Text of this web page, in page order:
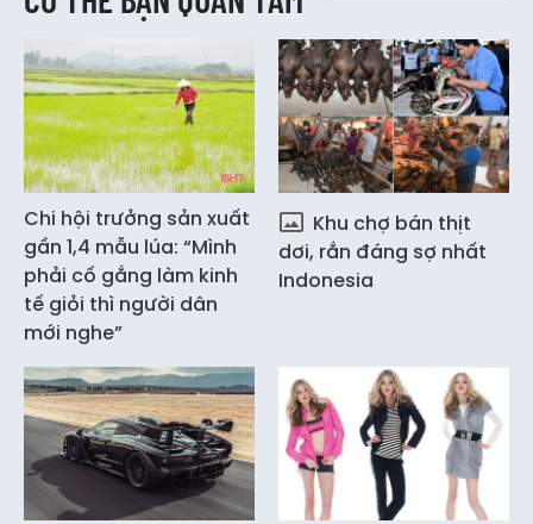
Chi hội trưởng sản xuất
gần 1,4 mẫu lúa: “Mình
phải cố gắng làm kinh
tế giỏi thì người dân
mới nghe”
Khu chợ bán thịt
dơi, rắn đáng sợ nhất
Indonesia